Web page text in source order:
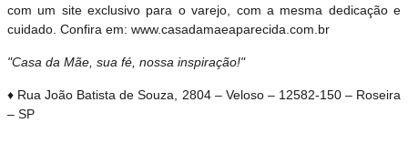
com um site exclusivo para o varejo, com a mesma dedicação e
cuidado. Confira em: www.casadamaeaparecida.com.br
"Casa da Mãe, sua fé, nossa inspiração!"
♦ Rua João Batista de Souza, 2804 – Veloso – 12582-150 – Roseira
– SP